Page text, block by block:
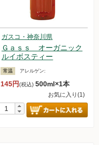
ガスコ・神奈川県
Ｇａｓｓ オーガニック
ルイボスティー
常温 アレルゲン:
145円(税込)500ml×1本
お気に入り(1)